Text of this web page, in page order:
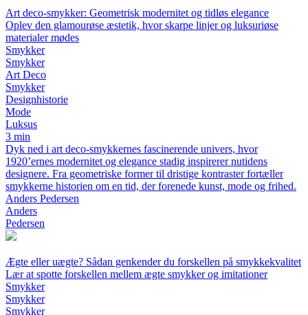
Art deco-smykker: Geometrisk modernitet og tidløs elegance
Oplev den glamourøse æstetik, hvor skarpe linjer og luksuriøse
materialer mødes
Smykker
Smykker
Art Deco
Smykker
Designhistorie
Mode
Luksus
3 min
Dyk ned i art deco-smykkernes fascinerende univers, hvor
1920’ernes modernitet og elegance stadig inspirerer nutidens
designere. Fra geometriske former til dristige kontraster fortæller
smykkerne historien om en tid, der forenede kunst, mode og frihed.
Anders Pedersen
Anders
Pedersen
Ægte eller uægte? Sådan genkender du forskellen på smykkekvalitet
Lær at spotte forskellen mellem ægte smykker og imitationer
Smykker
Smykker
Smykker